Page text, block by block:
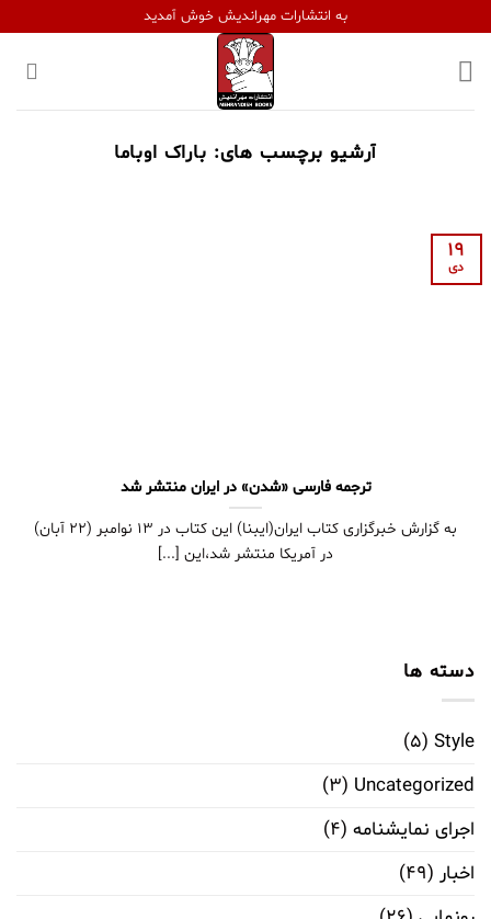
به انتشارات مهراندیش خوش آمدید
آرشیو برچسب های: باراک اوباما
ترجمه فارسی «شدن» در ایران منتشر شد
به گزارش خبرگزاری کتاب ایران(ایبنا) این کتاب در ۱۳ نوامبر (۲۲ آبان)
در آمریکا منتشر شد،این [...]
19
دی
دسته ها
Style (۵)
Uncategorized (۳)
اجرای نمایشنامه (۴)
اخبار (۴۹)